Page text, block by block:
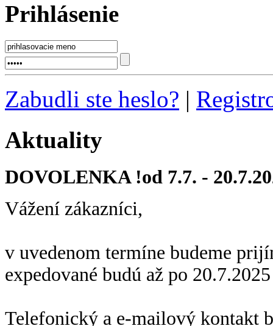
Prihlásenie
Zabudli ste heslo? |
Aktuality
DOVOLENKA !od 7.7. -
Vážení zákazníci,
v uvedenom termíne budeme
expedované budú až po
Telefonický a e-mailový kontakt